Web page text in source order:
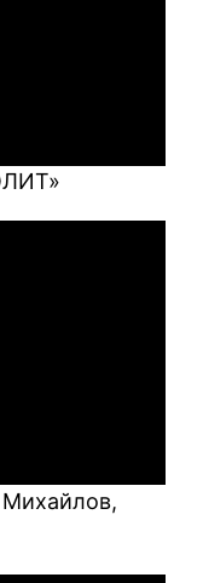
Михайлов,